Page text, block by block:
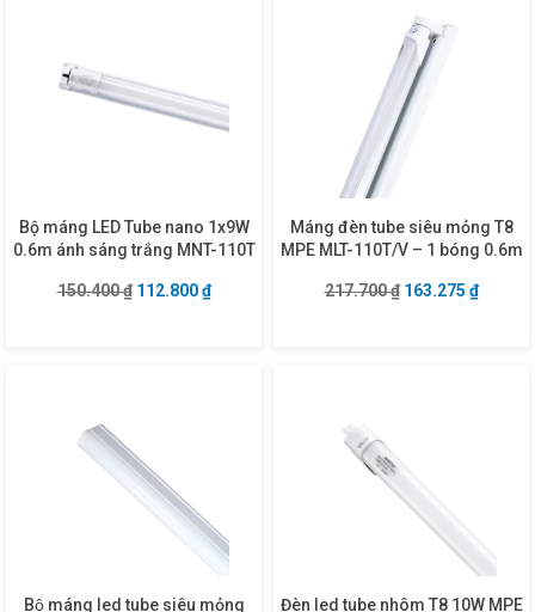
Bộ máng LED Tube nano 1x9W
0.6m ánh sáng trắng MNT-110T
150.400₫ Giá gốc là: 150.400 ₫.
112.800₫Giá hiện tại là: 112.800 ₫.
Máng đèn tube siêu mỏng T8
MPE MLT-110T/V – 1 bóng 0.6m
217.700₫ Giá gốc là:
163.275 ₫Giá
Bộ máng led tube siêu mỏng Đèn led tube nhôm T8 10W MPE